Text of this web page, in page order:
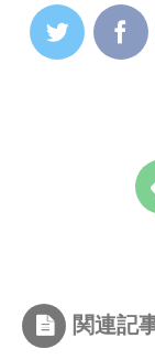
関連記